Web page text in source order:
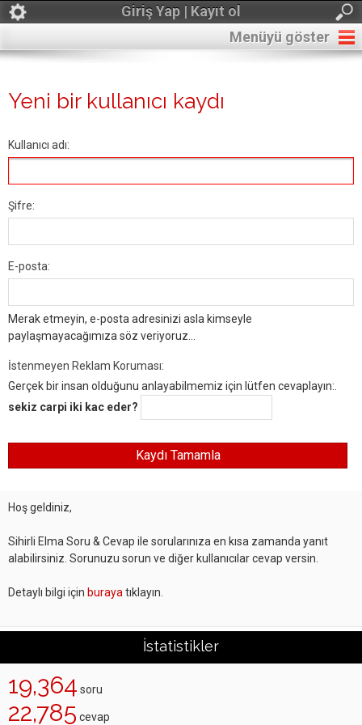
Giriş Yap | Kayıt ol
Menüyü göster
Yeni bir kullanıcı kaydı
Kullanıcı adı:
Şifre:
E-posta:
Merak etmeyin, e-posta adresinizi asla kimseyle
paylaşmayacağımıza söz veriyoruz...
İstenmeyen Reklam Koruması:
Gerçek bir insan olduğunu anlayabilmemiz için lütfen cevaplayın:.
sekiz carpi iki kac eder?
Hoş geldiniz,
Sihirli Elma Soru & Cevap ile sorularınıza en kısa zamanda yanıt
alabilirsiniz. Sorunuzu sorun ve diğer kullanıcılar cevap versin.
Detaylı bilgi için buraya tıklayın.
İstatistikler
19,364 soru
22,785 cevap